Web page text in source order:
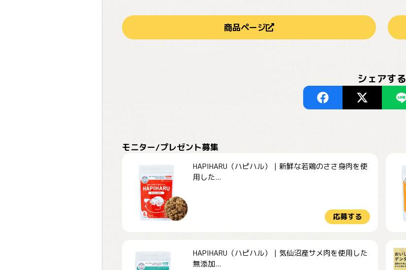
商品ページ
シェアする
モニター/プレゼント募集
HAPIHARU（ハピハル）｜新鮮な若鶏のささ身肉を使
用した...
応募する
HAPIHARU（ハピハル）｜気仙沼産サメ肉を使用した
無添加...